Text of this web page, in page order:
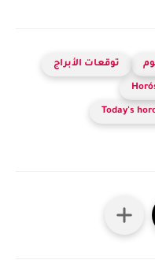
توقعات الأبراج
Today's